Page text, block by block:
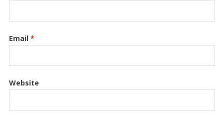
Email *
Website